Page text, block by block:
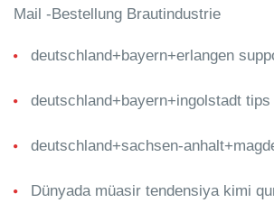
Mail -Bestellung Brautindustrie
deutschland+bayern+erlangen
deutschland+bayern+ingolstadt tips
deutschland+sachsen-
Dünyada müasir tendensiya kimi